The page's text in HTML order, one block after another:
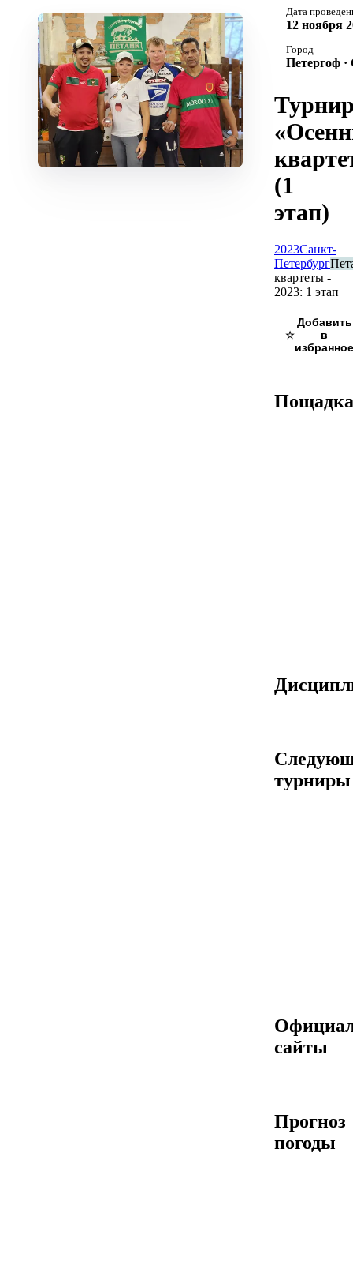
Дата
12 ноября
Город
Петергоф ·
(1
этап)
2023Санкт-
Петербург
квартеты -
2023: 1 этап
☆
Пощадка
турниры
сайты
Прогноз
погоды